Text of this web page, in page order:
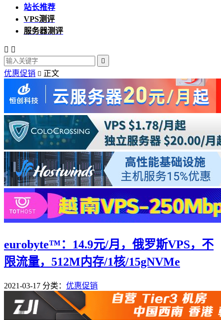
站长推荐
VPS测评
服务器测评
 

优惠促销  正文
eurobyte™：14.9元/月，俄罗斯VPS，不
限流量，512M内存/1核/15gNVMe
2021-03-17 分类： 优惠促销